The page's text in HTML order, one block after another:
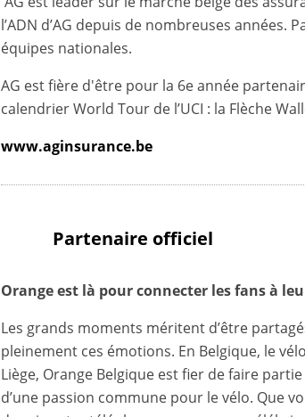
l’ADN d’AG depuis de nombreuses
équipes nationales.
AG est fière d'être pour la 6e année
calendrier World Tour de l’UCI : la Flèche
www.aginsurance.be
Partenaire officiel
Orange est là pour connecter les fans à
Les grands moments méritent d’être
pleinement ces émotions. En Belgique, le
Liège, Orange Belgique est fier de faire
d’une passion commune pour le vélo. Que